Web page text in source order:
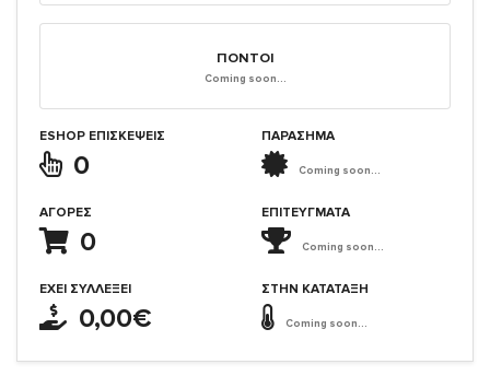
ΠΌΝΤΟΙ
Coming soon...
ESHOP ΕΠΙΣΚΈΨΕΙΣ
0
ΑΓΟΡΈΣ
0
ΈΧΕΙ ΣΥΛΛΈΞΕΙ
0,00€
ΠΑΡΑΣΗΜΑ
Coming soon...
ΕΠΙΤΕΎΓΜΑΤΑ
Coming soon...
ΣΤΗΝ ΚΑΤΆΤΑΞΗ
Coming soon...